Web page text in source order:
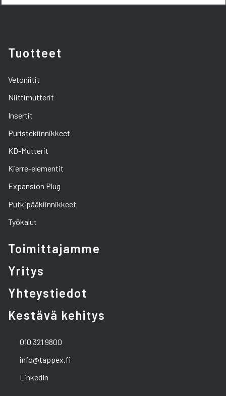
Tuotteet
Vetoniitit
Niittimutterit
Insertit
Puristekiinnikkeet
KD-Mutterit
Kierre-elementit
Expansion Plug
Putkipääkiinnikkeet
Työkalut
Toimittajamme
Yritys
Yhteystiedot
Kestävä kehitys
010 321 9800
info@tappex.fi
LinkedIn